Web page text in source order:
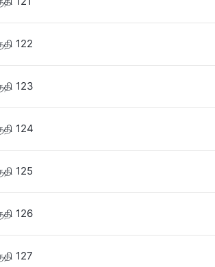
122
123
124
125
126
127